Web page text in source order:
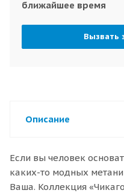
ближайшее время
Вызвать
Описание
Если вы человек
каких-то модных
Ваша. Коллекция